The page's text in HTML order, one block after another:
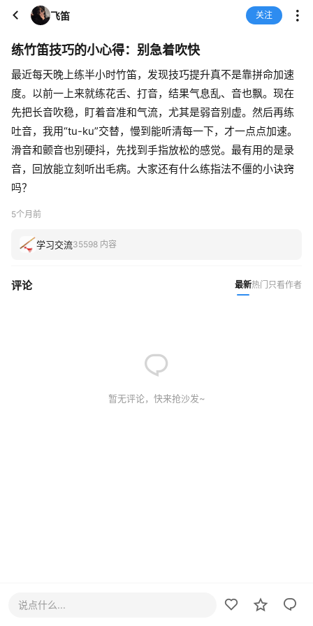
飞笛 关注
练竹笛技巧的小心得：别急着吹快
最近每天晚上练半小时竹笛，发现技巧提升真不是靠拼命加速
度。以前一上来就练花舌、打音，结果气息乱、音也飘。现在
先把长音吹稳，盯着音准和气流，尤其是弱音别虚。然后再练
吐音，我用“tu-ku”交替，慢到能听清每一下，才一点点加速。
滑音和颤音也别硬抖，先找到手指放松的感觉。最有用的是录
音，回放能立刻听出毛病。大家还有什么练指法不僵的小诀窍
吗？
5个月前
学习交流35598 内容
评论 最新热门 只看作者
暂无评论，快来抢沙发~
说点什么...